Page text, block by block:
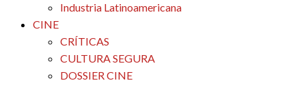
Industria Latinoamericana
CINE
CRÍTICAS
CULTURA SEGURA
DOSSIER CINE